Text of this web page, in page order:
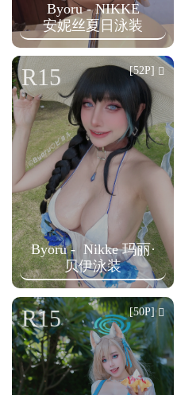
Byoru - NIKKE
安妮丝夏日泳装
Byoru - ‌ Nikke 玛丽·
贝伊泳装
R15 [52P]
R15 [50P]